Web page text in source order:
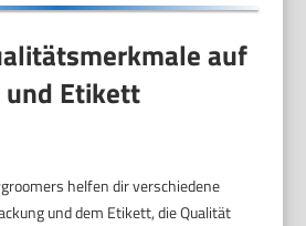
auf
und Etikett
helfen dir verschiedene
und dem Etikett, die Qualität